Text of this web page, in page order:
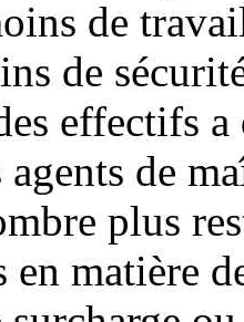
de
de
effectifs
de
plus
en matière